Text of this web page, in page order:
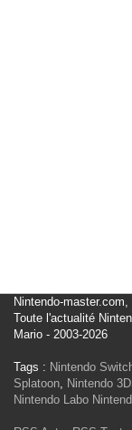
Nintendo-
Toute l'actualité
Mario - 2003-2026
Tags : Nintendo
Splatoon, Nintendo
Nintendo Labo